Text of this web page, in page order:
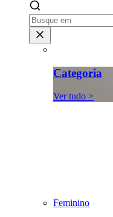
Categoria
Ver tudo >
Feminino